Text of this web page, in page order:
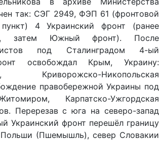
так: СЭГ 2949, ФЭП 61 (фронтовой
пункт) 4 Украинский фронт (ранее
затем Южный фронт). После
под Сталинградом 4-ый
освобождал Крым, Украину:
Криворожско-Никопольская
правобережной Украины под
Карпатско-Ужгордская
Перерезав с юга на северо-запад
Украинский фронт перешёл границу
(Пшемышль), север Словакии